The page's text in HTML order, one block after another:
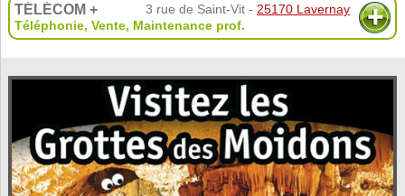
TÉLÉCOM + 3 rue de Saint-Vit - 25170 Lavernay
Téléphonie, Vente, Maintenance prof.